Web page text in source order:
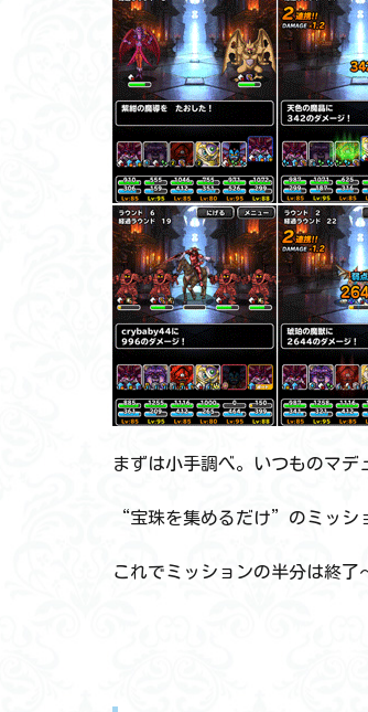
まずは小手調べ。いつものマデ
“宝珠を集めるだけ”のミッシ
これでミッションの半分は終了